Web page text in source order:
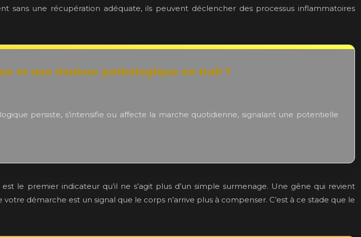
sans une récupération adéquate, ils peuvent déclencher des processus inflammatoires
et une douleur pathologique en trail ?
persiste, s’intensifie ou affecte la marche quotidienne, signalant une potentielle
le premier indicateur qu’il ne s’agit plus d’un simple surmenage. Une gêne qui revient
démarche est un signal que le corps n’arrive plus à compenser. C’est à ce stade que le